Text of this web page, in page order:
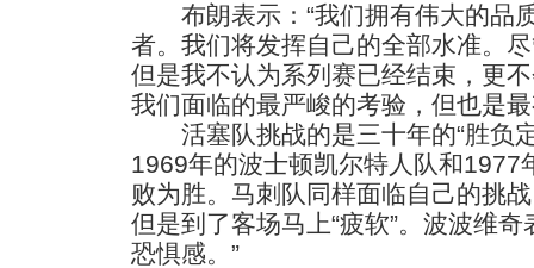
布朗表示：“我们拥有伟大的品
者。我们将发挥自己的全部水准。
但是我不认为系列赛已经结束，更
我们面临的最严峻的考验，但也是
活塞队挑战的是三十年的“胜负
1969年的波士顿凯尔特人队和1977
败为胜。马刺队同样面临自己的挑
但是到了客场马上“疲软”。波波维
恐惧感。”